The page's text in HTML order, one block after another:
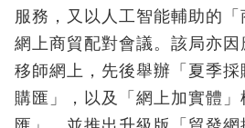
服務，又以人工智能輔助的
網上商貿配對會議。該局亦
移師網上，先後舉辦「夏季
購匯」，以及「網上加實體